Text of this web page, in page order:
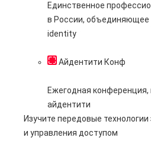
Единственное
в России, объединяющее
identity
Айдентити Конф
Ежегодная
айдентити
Изучите передовые
и управления доступом